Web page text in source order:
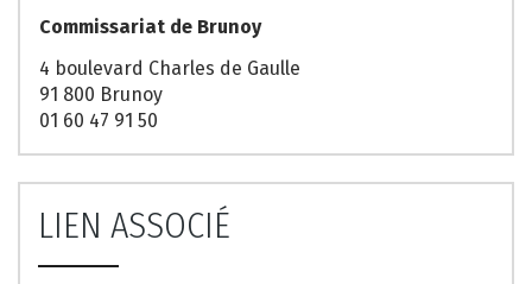
Commissariat de Brunoy
4 boulevard Charles de Gaulle
91 800 Brunoy
01 60 47 91 50
LIEN ASSOCIÉ